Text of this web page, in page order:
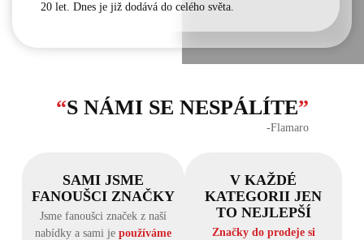
20 let. Dnes je již dodává do celého světa.
“S NÁMI SE NESPÁLÍTE”
‐Flamaro
SAMI JSME
FANOUŠCI ZNAČKY
Jsme fanoušci značek z naší
nabídky a sami je používáme
V KAŽDÉ
KATEGORII JEN
TO NEJLEPŠÍ
Značky do prodeje si